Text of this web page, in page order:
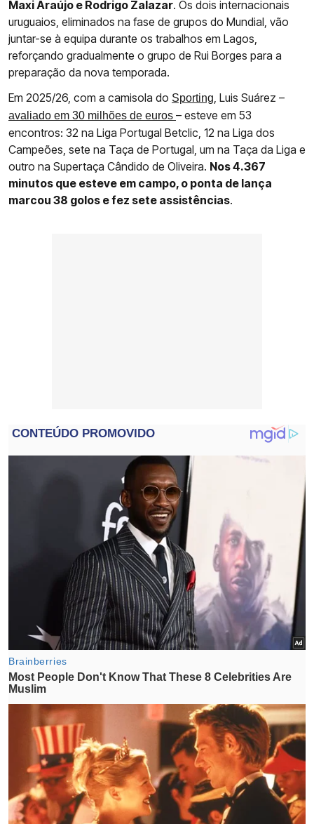
Maxi Araújo e Rodrigo Zalazar. Os dois internacionais
uruguaios, eliminados na fase de grupos do Mundial, vão
juntar-se à equipa durante os trabalhos em Lagos,
reforçando gradualmente o grupo de Rui Borges para a
preparação da nova temporada.
Em 2025/26, com a camisola do Sporting , Luis Suárez –
avaliado em 30 milhões de euros – esteve em 53
encontros: 32 na Liga Portugal Betclic, 12 na Liga dos
Campeões, sete na Taça de Portugal, um na Taça da Liga e
outro na Supertaça Cândido de Oliveira. Nos 4.367
minutos que esteve em campo, o ponta de lança
marcou 38 golos e fez sete assistências.